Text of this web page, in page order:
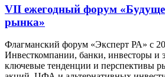
VII ежегодный форум
рынка»
Флагманский форум «Эксперт РА» с
Инвесткомпании, банки, инвесторы и
ключевые тенденции и перспективы